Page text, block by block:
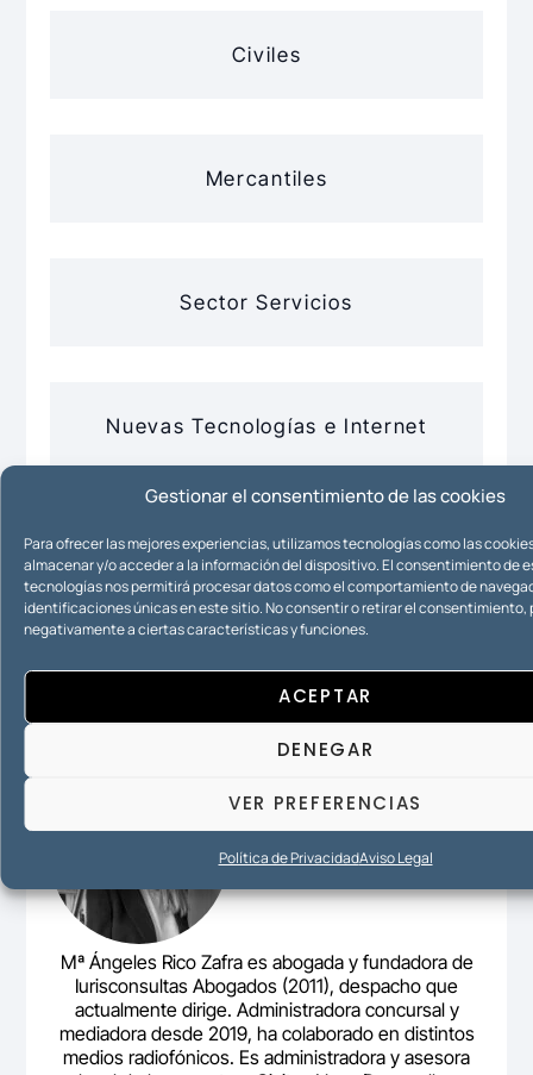
Gestionar el consentimiento de las cookies
Para ofrecer las mejores experiencias, utilizamos tecnologías como las
almacenar y/o acceder a la información del dispositivo. El consentimiento de
tecnologías nos permitirá procesar datos como el comportamiento de
identificaciones únicas en este sitio. No consentir o retirar el consentimiento,
negativamente a ciertas características y funciones.
ACEPTAR
DENEGAR
VER PREFERENCIAS
Política de PrivacidadAviso Legal
Civiles
Mercantiles
Sector Servicios
Nuevas Tecnologías e Internet
Propiedad Intelectual
Propiedad Industrial
Mª Ángeles Rico Zafra es abogada y fundadora de
Iurisconsultas Abogados (2011), despacho que
actualmente dirige. Administradora concursal y
mediadora desde 2019, ha colaborado en distintos
medios radiofónicos. Es administradora y asesora